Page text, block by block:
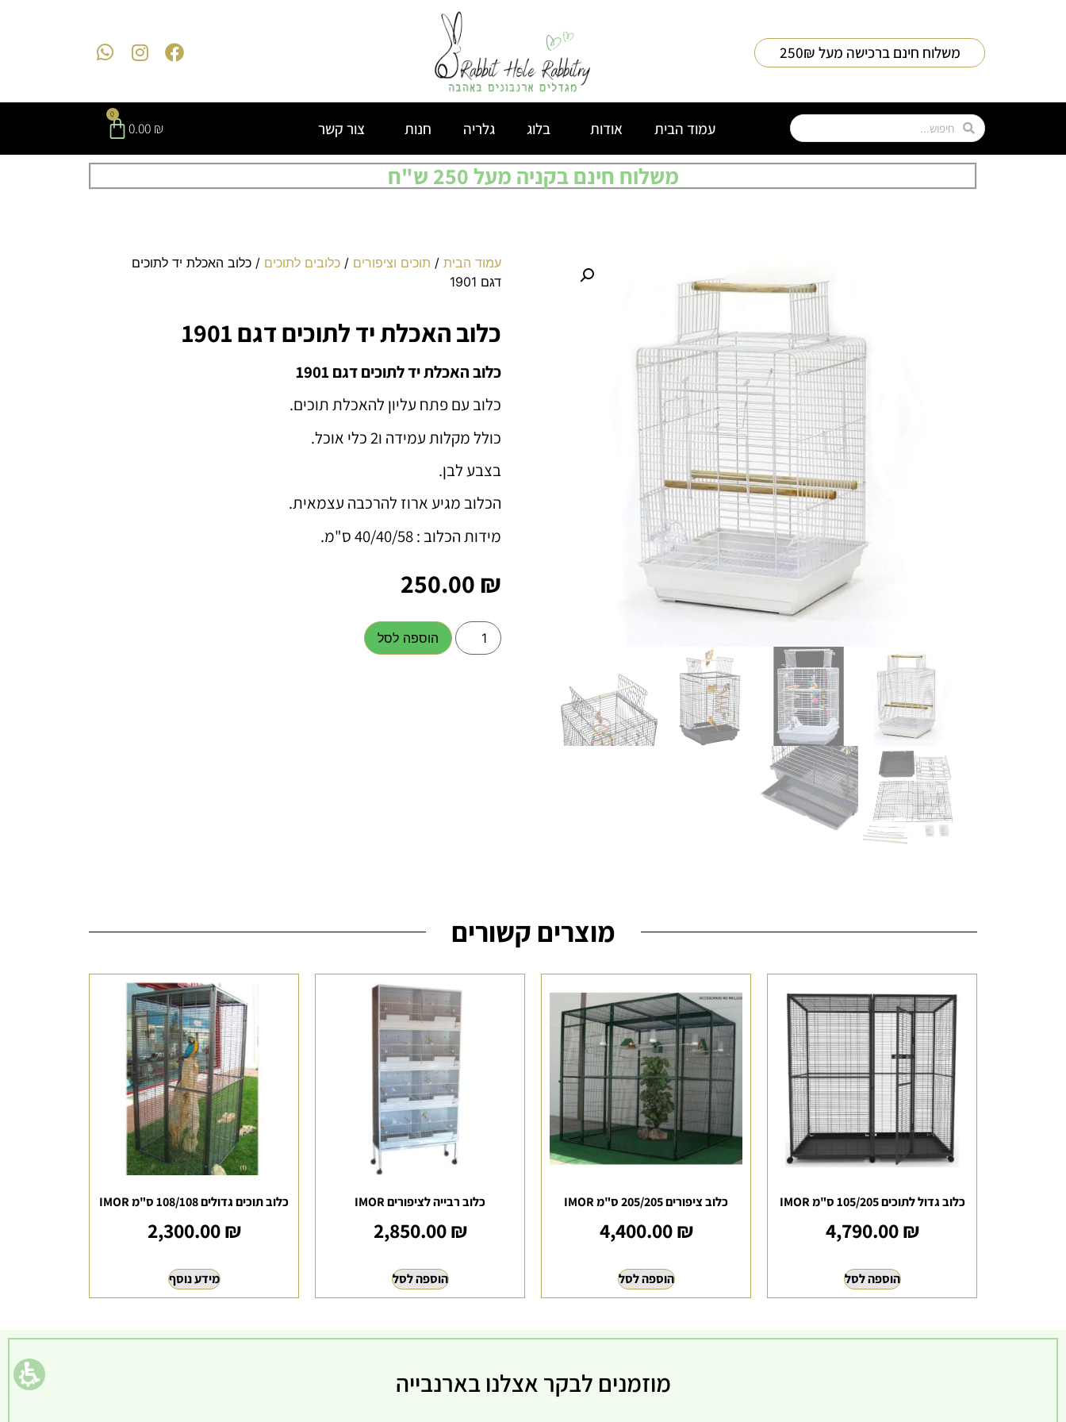
משלוח חינם ברכישה מעל 250₪
עמוד הבית אודות בלוג גלריה חנות צור קשר 0.00 ₪
0
משלוח חינם בקניה מעל 250 ש"ח
עמוד הבית/ תוכים וציפורים / כלובים לתוכים / כלוב האכלת יד לתוכים
דגם 1901
כלוב האכלת יד לתוכים דגם 1901
כלוב האכלת יד לתוכים דגם 1901
כלוב עם פתח עליון להאכלת תוכים.
כולל מקלות עמידה ו2 כלי אוכל.
בצבע לבן.
הכלוב מגיע ארוז להרכבה עצמאית.
מידות הכלוב : 40/40/58 ס"מ.
250.00 ₪
הוספה לסל
מוצרים קשורים
כלוב גדול לתוכים 105/205 ס"מ IMOR
4,790.00₪
הוספה לסל
כלוב ציפורים 205/205 ס"מ IMOR
4,400.00₪
הוספה לסל
כלוב רבייה לציפורים IMOR
2,850.00₪
הוספה לסל
כלוב תוכים גדולים 108/108 ס"מ IMOR
2,300.00₪
מידע נוסף
מוזמנים לבקר אצלנו בארנבייה